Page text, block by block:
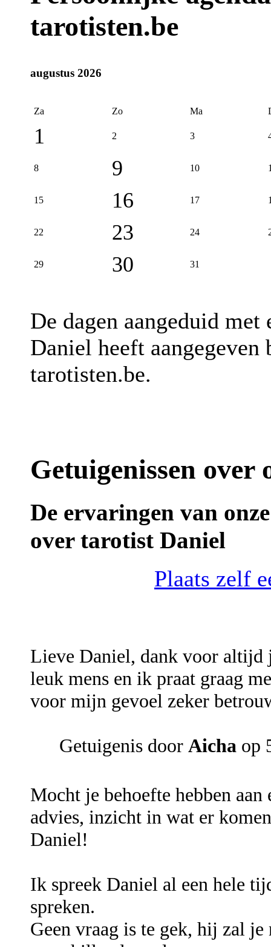
tarotisten.be
augustus 2026
Za Zo Ma
1 2 3
8 9 10
15 16 17
22 23 24
29 30 31
De dagen aangeduid met
Daniel heeft
tarotisten.be.
Getuigenissen over
De ervaringen van
over tarotist Daniel
Plaats zelf
Lieve Daniel, dank voor altijd
leuk mens en ik praat graag
voor mijn gevoel zeker
Getuigenis door Aicha op
Mocht je behoefte hebben
advies, inzicht in wat er
Daniel!
Ik spreek Daniel al een hele
spreken.
Geen vraag is te gek, hij zal